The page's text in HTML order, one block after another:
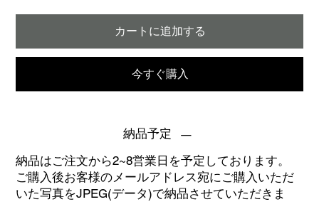
カートに追加する
今すぐ購入
納品予定
納品はご注文から2~8営業日を予定しております。
ご購入後お客様のメールアドレス宛にご購入いただ
いた写真をJPEG(データ)で納品させていただきま